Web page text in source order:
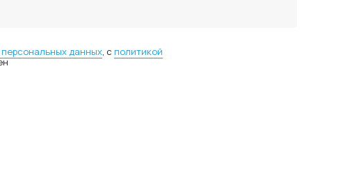
данных, с политикой